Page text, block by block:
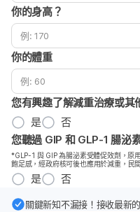
你的身高？
你的體重
您有興趣了解減重治療或其
是
否
您聽過 GIP 和 GLP-1 腸泌
*GLP-1 與 GIP 為腸泌素受體促效劑，原
飽足感，經政府核可後也應用於減重，民
是 否
關鍵新知不漏接！接收最新